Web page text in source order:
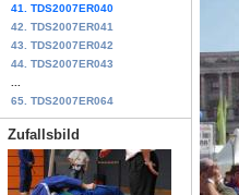
41. TDS2007ER040
42. TDS2007ER041
43. TDS2007ER042
44. TDS2007ER043
65. TDS2007ER064
Zufallsbild